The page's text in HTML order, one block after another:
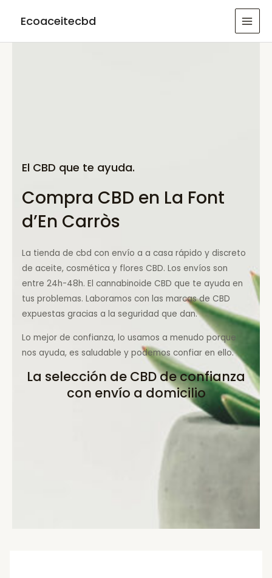
Ecoaceitecbd
El CBD que te ayuda.
Compra CBD en La Font
d’En Carròs
La tienda de cbd con envío a a casa rápido y discreto
de aceite, cosmética y flores CBD. Los envíos son
entre 24h-48h. El cannabinoide CBD que te ayuda en
tus problemas. Laboramos con las marcas de CBD
expuestas gracias a la seguridad que dan.
Lo mejor de confianza, lo usamos a menudo porque
nos ayuda, es saludable y podemos confiar en ello.
La selección de CBD de confianza
con envío a domicilio